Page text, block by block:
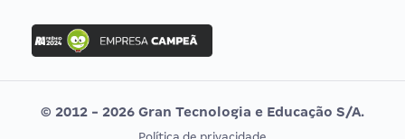
Concurso Ibama
Concurso MPU
Editais publicados
Vunesp
© 2012 - 2026 Gran Tecnologia e Educação S/A.